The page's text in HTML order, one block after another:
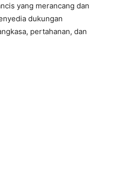
yang merancang dan
dukungan
pertahanan, dan